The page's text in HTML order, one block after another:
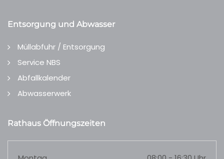
Entsorgung und Abwasser
Müllabfuhr / Entsorgung
Service NBS
Abfallkalender
Abwasserwerk
Rathaus Öffnungszeiten